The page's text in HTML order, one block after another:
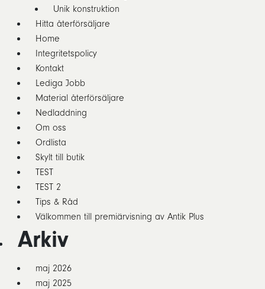
Unik konstruktion
Hitta återförsäljare
Home
Integritetspolicy
Kontakt
Lediga Jobb
Material återförsäljare
Nedladdning
Om oss
Ordlista
Skylt till butik
TEST
TEST 2
Tips & Råd
Välkommen till premiärvisning av Antik Plus
Arkiv
maj 2026
maj 2025